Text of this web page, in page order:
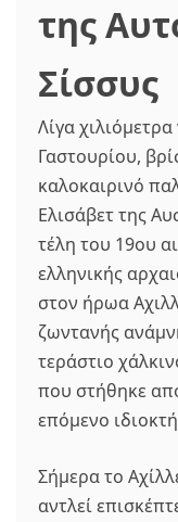
της
Σίσσυς
Λίγα
Γαστουρίου,
καλοκαιρινό
Ελισάβετ της
τέλη του 19ου
ελληνικής
στον ήρωα
ζωντανής
τεράστιο
που στήθηκε
επόμενο
Σήμερα το
αντλεί